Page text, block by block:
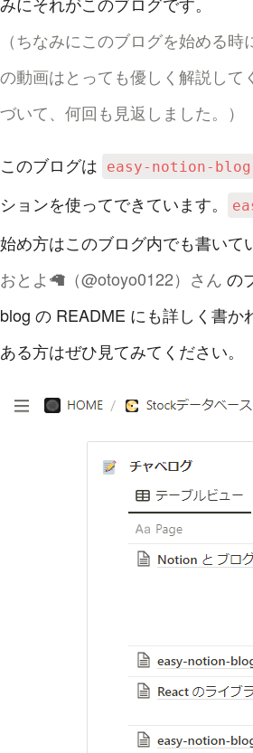
（ちなみにこのブログを始める
の動画はとっても優しく解説して
づいて、何回も見返しました。）
このブログは easy-notion-blog
ションを使ってできています。
始め方はこのブログ内でも書いて
おとよ🦙（@otoyo0122）さん の
blog の README にも詳しく書か
ある方はぜひ見てみてください。